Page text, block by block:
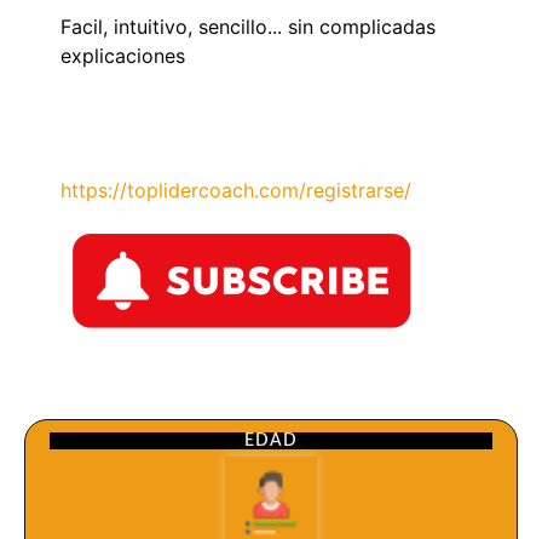
Facil, intuitivo, sencillo... sin complicadas
explicaciones
https://toplidercoach.com/registrarse/
EDAD